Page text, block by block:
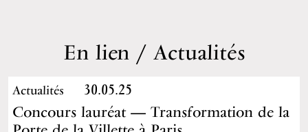
En lien / Actualités
Actualités
30.05.25
Concours lauréat — Transformation de la